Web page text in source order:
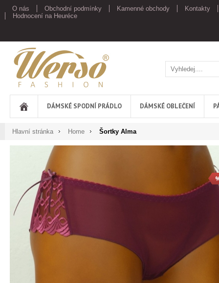
O nás Obchodní podmínky Kamenné obchody
Kontakty
Hodnocení na Heuréce
Werso
DÁMSKÉ SPODNÍ PRÁDLO DÁMSKÉ OBLEČENÍ
Hlavní stránka Home Šortky Alma